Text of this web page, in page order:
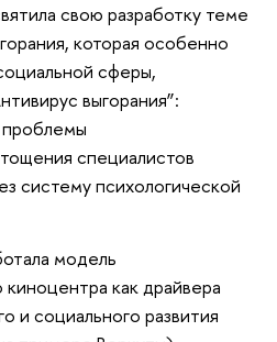
свою разработку теме
которая особенно
сферы,
выгорания”:
специалистов
систему психологической
модель
как драйвера
и социального развития